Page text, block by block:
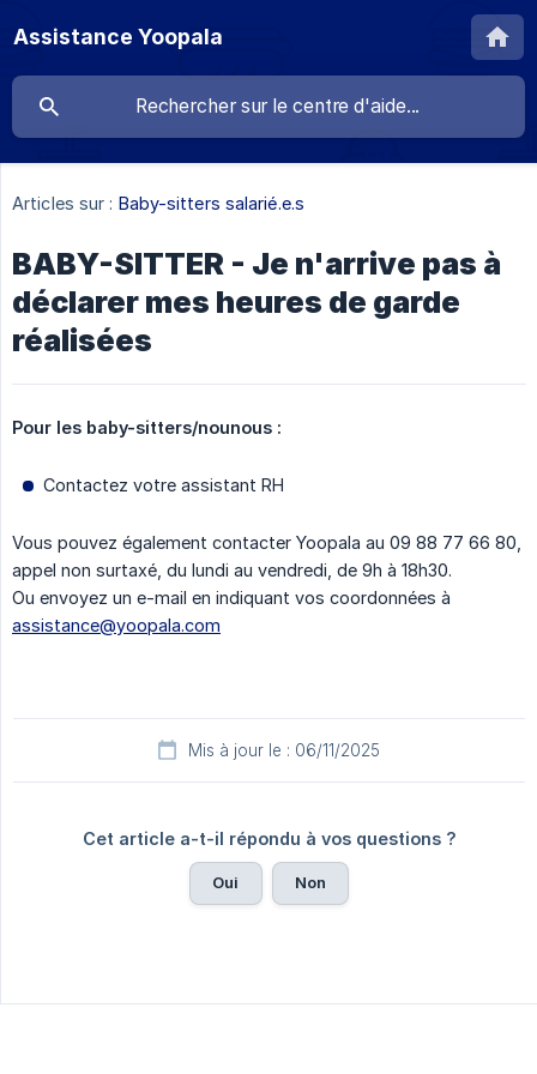
Assistance Yoopala
Articles sur : Baby-sitters salarié.e.s
BABY-SITTER - Je n'arrive pas à
déclarer mes heures de garde
réalisées
Pour les baby-sitters/nounous :
Contactez votre assistant RH
Vous pouvez également contacter Yoopala au 09 88 77 66 80,
appel non surtaxé, du lundi au vendredi, de 9h à 18h30.
Ou envoyez un e-mail en indiquant vos coordonnées à
assistance@yoopala.com
Mis à jour le : 06/11/2025
Cet article a-t-il répondu à vos questions ?
Oui Non